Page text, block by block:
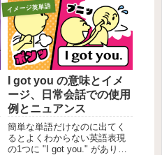
イメージ英単語
I got you の意味とイメ
ージ、日常会話での使用
例とニュアンス
簡単な単語だけなのに出てく
るとよくわからない英語表現
の1つに "I got you." がありま